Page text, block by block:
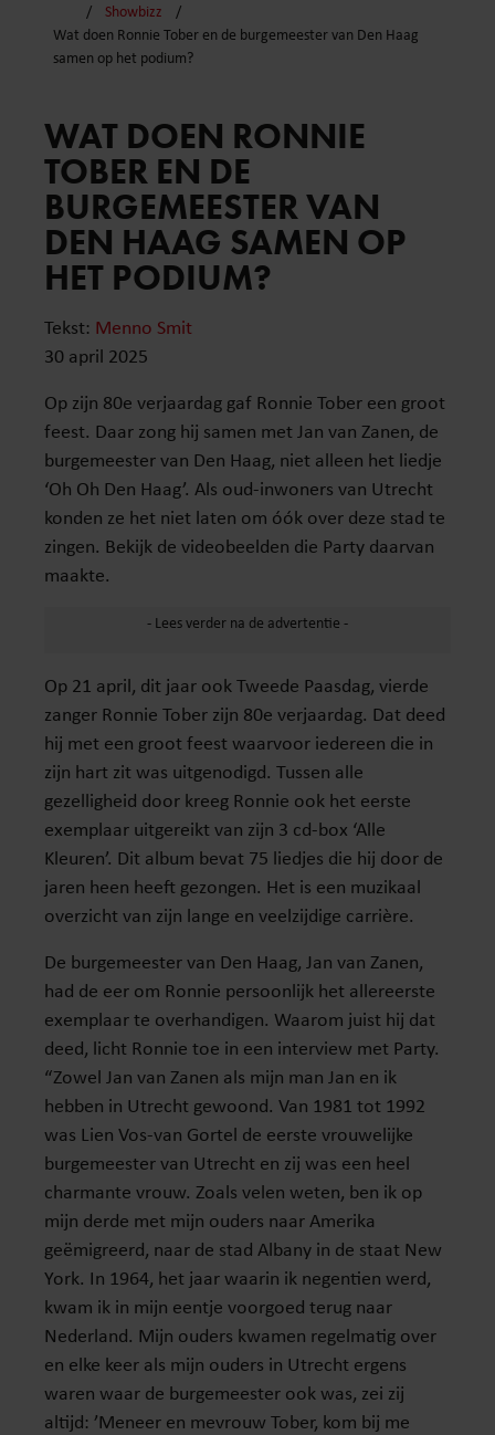
Showbizz
Wat doen Ronnie Tober en de burgemeester van Den Haag
samen op het podium?
WAT DOEN RONNIE
TOBER EN DE
BURGEMEESTER VAN
DEN HAAG SAMEN OP
HET PODIUM?
Tekst: Menno Smit
30 april 2025
Op zijn 80e verjaardag gaf Ronnie Tober een groot
feest. Daar zong hij samen met Jan van Zanen, de
burgemeester van Den Haag, niet alleen het liedje
‘Oh Oh Den Haag’. Als oud-inwoners van Utrecht
konden ze het niet laten om óók over deze stad te
zingen. Bekijk de videobeelden die Party daarvan
maakte.
Op 21 april, dit jaar ook Tweede Paasdag, vierde
zanger Ronnie Tober zijn 80e verjaardag. Dat deed
hij met een groot feest waarvoor iedereen die in
zijn hart zit was uitgenodigd. Tussen alle
gezelligheid door kreeg Ronnie ook het eerste
exemplaar uitgereikt van zijn 3 cd-box ‘Alle
Kleuren’. Dit album bevat 75 liedjes die hij door de
jaren heen heeft gezongen. Het is een muzikaal
overzicht van zijn lange en veelzijdige carrière.
De burgemeester van Den Haag, Jan van Zanen,
had de eer om Ronnie persoonlijk het allereerste
exemplaar te overhandigen. Waarom juist hij dat
deed, licht Ronnie toe in een interview met Party.
“Zowel Jan van Zanen als mijn man Jan en ik
hebben in Utrecht gewoond. Van 1981 tot 1992
was Lien Vos-van Gortel de eerste vrouwelijke
burgemeester van Utrecht en zij was een heel
charmante vrouw. Zoals velen weten, ben ik op
mijn derde met mijn ouders naar Amerika
geëmigreerd, naar de stad Albany in de staat New
York. In 1964, het jaar waarin ik negentien werd,
kwam ik in mijn eentje voorgoed terug naar
Nederland. Mijn ouders kwamen regelmatig over
en elke keer als mijn ouders in Utrecht ergens
waren waar de burgemeester ook was, zei zij
altijd: ’Meneer en mevrouw Tober, kom bij me